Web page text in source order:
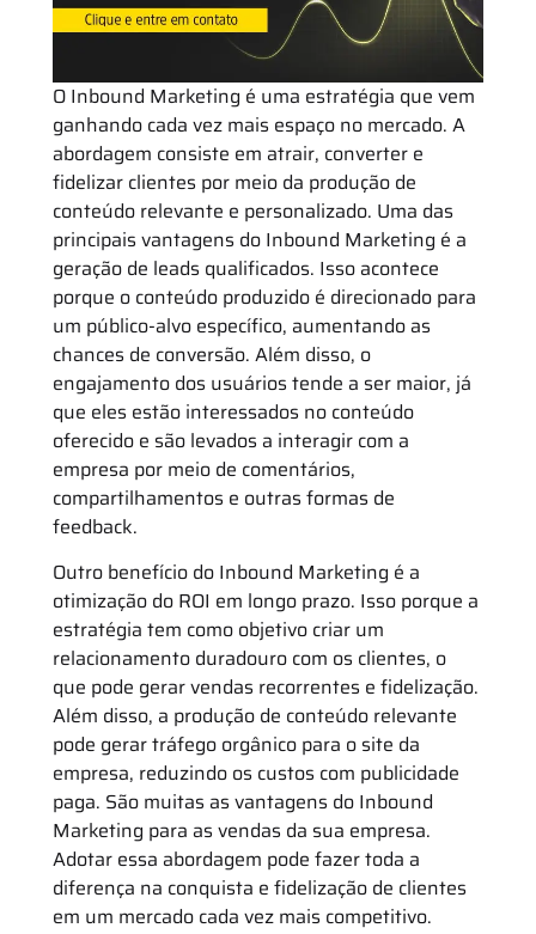
O Inbound Marketing é uma estratégia que vem
ganhando cada vez mais espaço no mercado. A
abordagem consiste em atrair, converter e
fidelizar clientes por meio da produção de
conteúdo relevante e personalizado. Uma das
principais vantagens do Inbound Marketing é a
geração de leads qualificados. Isso acontece
porque o conteúdo produzido é direcionado para
um público-alvo específico, aumentando as
chances de conversão. Além disso, o
engajamento dos usuários tende a ser maior, já
que eles estão interessados no conteúdo
oferecido e são levados a interagir com a
empresa por meio de comentários,
compartilhamentos e outras formas de
feedback.
Outro benefício do Inbound Marketing é a
otimização do ROI em longo prazo. Isso porque a
estratégia tem como objetivo criar um
relacionamento duradouro com os clientes, o
que pode gerar vendas recorrentes e fidelização.
Além disso, a produção de conteúdo relevante
pode gerar tráfego orgânico para o site da
empresa, reduzindo os custos com publicidade
paga. São muitas as vantagens do Inbound
Marketing para as vendas da sua empresa.
Adotar essa abordagem pode fazer toda a
diferença na conquista e fidelização de clientes
em um mercado cada vez mais competitivo.